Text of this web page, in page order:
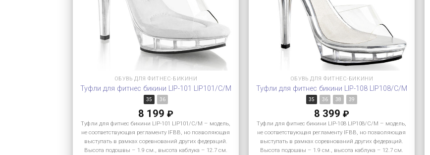
ОБУВЬ ДЛЯ ФИТНЕС-БИКИНИ
Туфли для фитнес бикини LIP-101 LIP101/C/M
35 36
8 199 ₽
Туфли для фитнес бикини LIP-101 LIP101/C/M – модель,
не соответствующая регламенту IFBB, но позволяющая
выступать в рамках соревнований других федераций.
Высота подошвы – 1.9 см., высота каблука – 12.7 см.
ОБУВЬ ДЛЯ ФИТНЕС-БИКИНИ
Туфли для фитнес бикини LIP-108 LIP108/C/M
35 36 38 39
8 399 ₽
Туфли для фитнес бикини LIP-108 LIP108/C/M – модель,
не соответствующая регламенту IFBB, но позволяющая
выступать в рамках соревнований других федераций.
Высота подошвы – 1.9 см., высота каблука – 12.7 см.